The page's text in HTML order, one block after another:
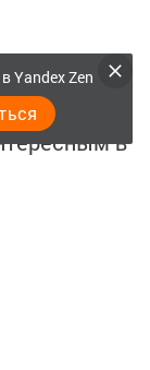
в
Yandex Zen